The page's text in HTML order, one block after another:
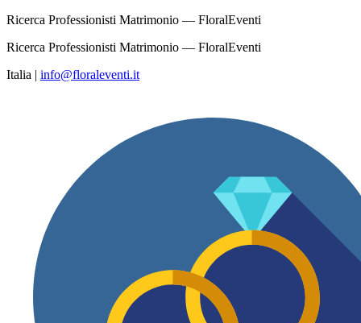
Ricerca Professionisti Matrimonio — FloralEventi
Ricerca Professionisti Matrimonio — FloralEventi
Italia | info@floraleventi.it